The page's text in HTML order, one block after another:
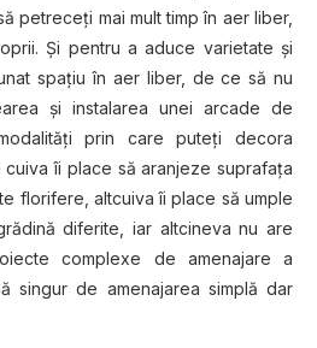
petreceţi mai mult timp în aer liber,
Şi pentru a aduce varietate şi
spaţiu în aer liber, de ce să nu
şi instalarea unei arcade de
prin care puteţi decora
îi place să aranjeze suprafaţa
florifere, altcuiva îi place să umple
diferite, iar altcineva nu are
complexe de amenajare a
singur de amenajarea simplă dar